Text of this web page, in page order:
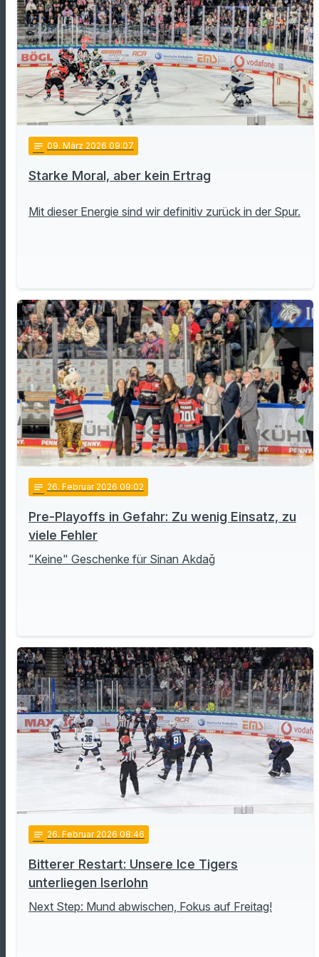
notes 09. März 2026 09:07
Starke Moral, aber kein Ertrag
Mit dieser Energie sind wir definitiv zurück in der Spur.
notes 26. Februar 2026 09:02
Pre-Playoffs in Gefahr: Zu wenig Einsatz, zu
viele Fehler
"Keine" Geschenke für Sinan Akdağ
notes 26. Februar 2026 08:46
Bitterer Restart: Unsere Ice Tigers
unterliegen Iserlohn
Next Step: Mund abwischen, Fokus auf Freitag!